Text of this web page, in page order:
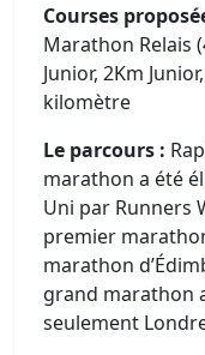
Courses
Marathon Relais
Junior, 2Km
kilomètre
Le parcours :
marathon a été
Uni par Runners
premier
marathon
grand marathon
seulement